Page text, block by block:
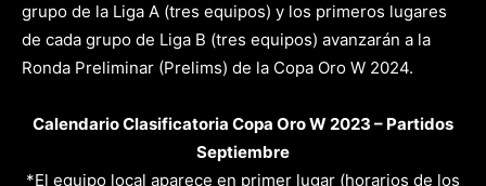
grupo de la Liga A (tres equipos) y los primeros lugares
de cada grupo de Liga B (tres equipos) avanzarán a la
Ronda Preliminar (Prelims) de la Copa Oro W 2024.
Calendario Clasificatoria Copa Oro W 2023 – Partidos
Septiembre
*El equipo local aparece en primer lugar (horarios de los